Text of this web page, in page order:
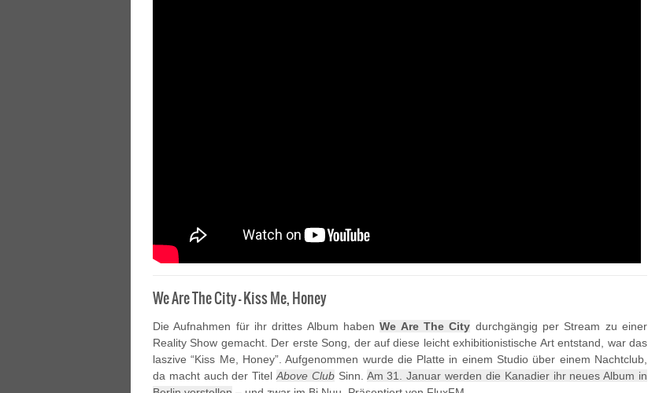
We Are The City – Kiss Me, Honey
Die Aufnahmen für ihr drittes Album habenWe Are The City durchgängig per Stream zu einer
Reality Show gemacht. Der erste Song, der auf diese leicht exhibitionistische Art entstand, war das
laszive “Kiss Me, Honey”. Aufgenommen wurde die Platte in einem Studio über einem Nachtclub,
da macht auch der TitelAbove ClubSinn. Am 31. Januar werden die Kanadier ihr neues Album in